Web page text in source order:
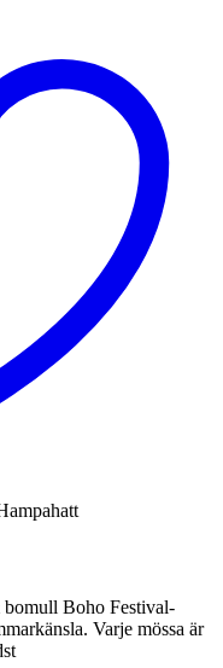
bomull Boho Festival-
Varje mössa är